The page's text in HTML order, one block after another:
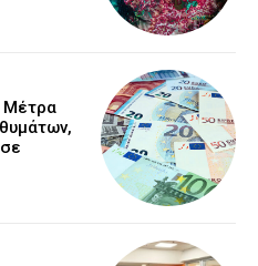
Μέτρα